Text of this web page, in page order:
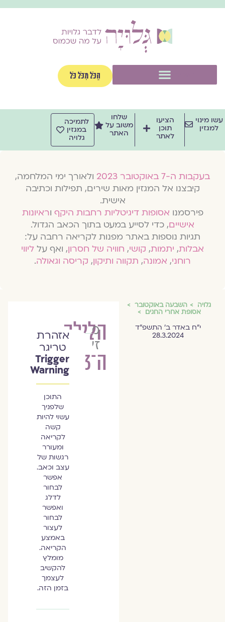
הַכֹּל מִכֹּל כֹּל
מינוי
למגזין
הציעו
תוכן
לאתר
שלחו
משוב על
האתר
לתמיכה
במגזין
גלויה
בעקבות ה-7 באוקטובר 2023
ולאורך ימי המלחמה,
קיבצנו אל המגזין מאות שירים, תפילות וכתיבה
אישית.
פירסמנואסופות דיגיטליות רחבות היקףוראיונות
אישיים, כדי לסייע במעט בתוך הכאב הגדול.
תגיות נוספות באתר מפנות לקריאה רחבה על:
אבלות,יתמות,קושי,חוויה של חסרון, ואף עלליווי
רוחני,אמונה,תקווה ותיקון,קריסה וגאולה.
גלויה השבעה באוקטובר
אסופת אחרי החגים
י״ח באדר ב׳ התשפ״ד
28.3.2024
הלילה
ה־123
מיכאל
זץ
אזהרת
טריגר
Trigger
Warning
התוכן
שלפניך
עשוי להיות
קשה
לקריאה
ומעורר
רגשות של
עצב וכאב.
אפשר
לבחור
לדלג
ואפשר
לבחור
לעצור
באמצע
הקריאה.
מומלץ
להקשיב
לעצמך
בזמן הזה.